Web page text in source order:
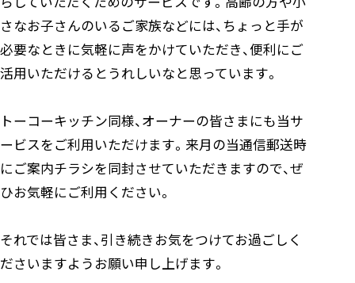
さなお子さんのいるご家族などには、ちょっと手が
必要なときに気軽に声をかけていただき、便利にご
活用いただけるとうれしいなと思っています。
トーコーキッチン同様、オーナーの皆さまにも当サ
ービスをご利用いただけます。来月の当通信郵送時
にご案内チラシを同封させていただきますので、ぜ
ひお気軽にご利用ください。
それでは皆さま、引き続きお気をつけてお過ごしく
ださいますようお願い申し上げます。